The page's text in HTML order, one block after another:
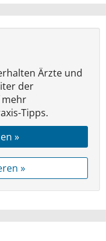
Ärzte und
der
mehr
Tipps.
»
»